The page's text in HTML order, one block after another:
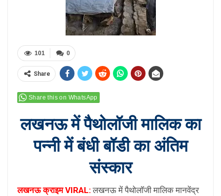
0
101
Share
Share this on WhatsApp
लखनऊ में पैथोलॉजी मालिक का
पन्नी में बंधी बॉडी का अंतिम
संस्कार
लखनऊ क्राइम VIRAL: लखनऊ में पैथोलॉजी मालिक मानवेंद्र